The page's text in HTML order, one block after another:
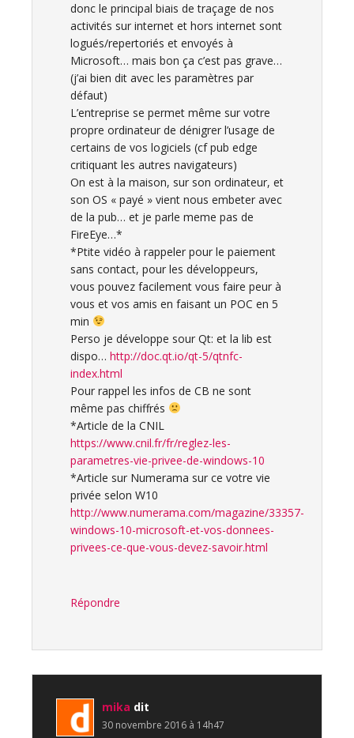
donc le principal biais de traçage de nos
activités sur internet et hors internet sont
logués/repertoriés et envoyés à
Microsoft… mais bon ça c’est pas grave…
(j’ai bien dit avec les paramètres par
défaut)
L’entreprise se permet même sur votre
propre ordinateur de dénigrer l’usage de
certains de vos logiciels (cf pub edge
critiquant les autres navigateurs)
On est à la maison, sur son ordinateur, et
son OS « payé » vient nous embeter avec
de la pub… et je parle meme pas de
FireEye…*
*Ptite vidéo à rappeler pour le paiement
sans contact, pour les développeurs,
vous pouvez facilement vous faire peur à
vous et vos amis en faisant un POC en 5
min
Perso je développe sour Qt: et la lib est
dispo… http://doc.qt.io/qt-5/qtnfc-
index.html
Pour rappel les infos de CB ne sont
même pas chiffrés
*Article de la CNIL
https://www.cnil.fr/fr/reglez-les-
parametres-vie-privee-de-windows-10
*Article sur Numerama sur ce votre vie
privée selon W10
http://www.numerama.com/magazine/33357-
windows-10-microsoft-et-vos-donnees-
privees-ce-que-vous-devez-savoir.html
Répondre
mika dit
30 novembre 2016 à 14h47